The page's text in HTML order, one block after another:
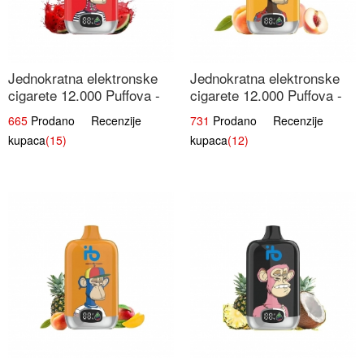
Jednokratna elektronske
cigarete 12.000 Puffova -
Lubenica Sladoled | Ljetna
Desertna Aroma
665 Prodano Recenzije
kupaca(15)
Jednokratna elektronske
cigarete 12.000 Puffova -
Breskva i Voćni Sok |
Osježavajuća Voćna
Mješavina
731 Prodano Recenzije
kupaca(12)